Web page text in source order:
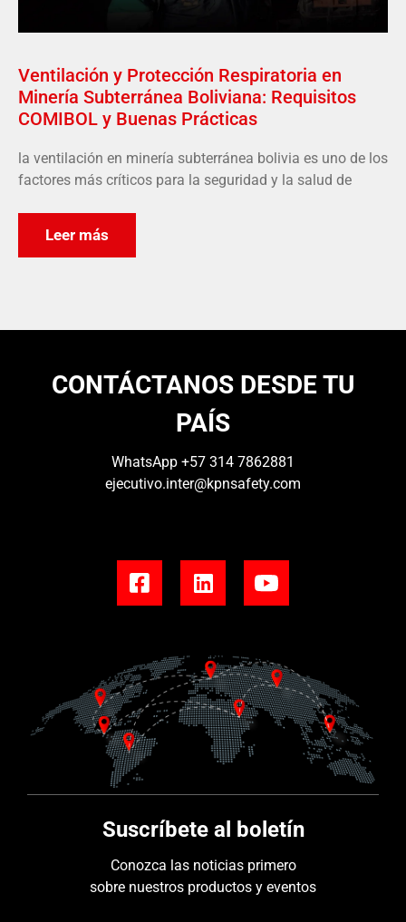
Ventilación y Protección Respiratoria en
Minería Subterránea Boliviana: Requisitos
COMIBOL y Buenas Prácticas
la ventilación en minería subterránea bolivia es uno de los
factores más críticos para la seguridad y la salud de
Leer más
CONTÁCTANOS DESDE TU
PAÍS
WhatsApp +57 314 7862881
ejecutivo.inter@kpnsafety.com
Suscríbete al boletín
Conozca las noticias primero
sobre nuestros productos y eventos